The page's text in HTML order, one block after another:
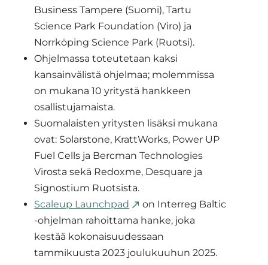
Business Tampere (Suomi), Tartu
Science Park Foundation (Viro) ja
Norrköping Science Park (Ruotsi).
Ohjelmassa toteutetaan kaksi
kansainvälistä ohjelmaa; molemmissa
on mukana 10 yritystä hankkeen
osallistujamaista.
Suomalaisten yritysten lisäksi mukana
ovat: Solarstone, KrattWorks, Power UP
Fuel Cells ja Bercman Technologies
Virosta sekä Redoxme, Desquare ja
Signostium Ruotsista.
Scaleup Launchpad
on Interreg Baltic
-ohjelman rahoittama hanke, joka
kestää kokonaisuudessaan
tammikuusta 2023 joulukuuhun 2025.